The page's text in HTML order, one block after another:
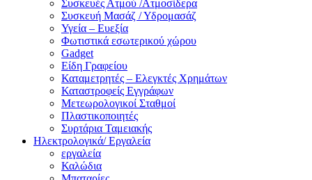
Συσκευές Ατμού /Ατμοσίδερα
Συσκευή Μασάζ / Υδρομασάζ
Υγεία – Ευεξία
Φωτιστικά εσωτερικού χώρου
Gadget
Είδη Γραφείου
Καταμετρητές – Ελεγκτές Χρημάτων
Καταστροφείς Εγγράφων
Μετεωρολογικοί Σταθμοί
Πλαστικοποιητές
Συρτάρια Ταμειακής
Ηλεκτρολογικά/ Εργαλεία
εργαλεία
Καλώδια